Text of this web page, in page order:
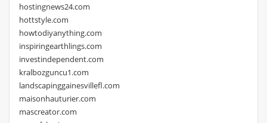
hostingnews24.com
hottstyle.com
howtodiyanything.com
inspiringearthlings.com
investindependent.com
kralbozguncu1.com
landscapinggainesvillefl.com
maisonhauturier.com
mascreator.com